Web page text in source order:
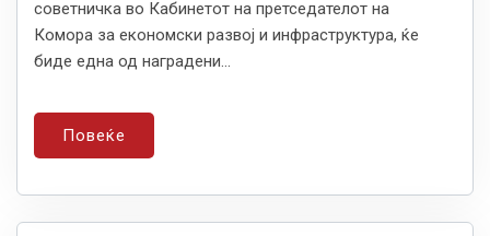
советничка во Кабинетот на претседателот на
Комора за економски развој и инфраструктура, ќе
биде една од наградени...
Повеќе